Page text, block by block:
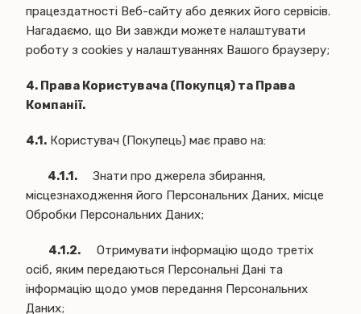
працездатності Веб-сайту або деяких його сервісів.
Нагадаємо, що Ви завжди можете налаштувати
роботу з cookies у налаштуваннях Вашого браузеру;
4. Права Користувача (Покупця) та Права
Компанії.
4.1. Користувач (Покупець) має право на:
4.1.1.
Знати про джерела збирання,
місцезнаходження його Персональних Даних, місце
Обробки Персональних Даних;
4.1.2. Отримувати інформацію щодо третіх
осіб, яким передаються Персональні Дані та
інформацію щодо умов передання Персональних
Даних;